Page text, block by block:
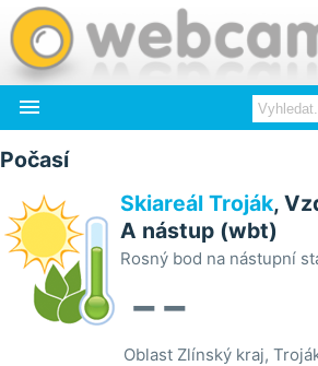

Počasí
Skiareál Troják,
A nástup (wbt)
Rosný bod na nástupní
--
Oblast Zlínský kraj,